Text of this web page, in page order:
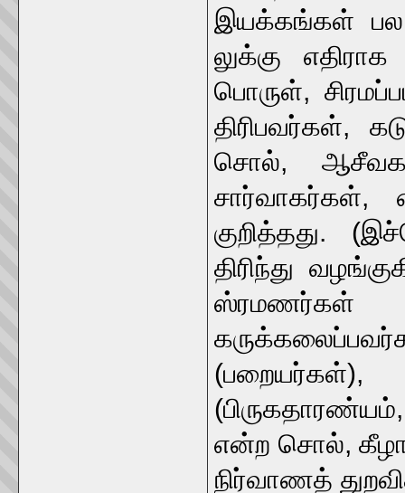
இயக்கங்கள்
லுக்கு
பொருள்,
திரிபவர்கள்,
சொல்,
குறித்தது.
திரிந்து
ஸ்ரமணர்கள்
(பறையர்கள்),
என்ற சொல்,
நிர்வாணத்